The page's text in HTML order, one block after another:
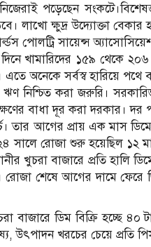
পড়েছেন
লাখো ক্ষুদ্র উদ্যোক্তা
পোলট্রি সায়েন্স
খামারিদের ১৫৯ থেকে
অনেকে সর্বস্ব হারিয়ে পথে
নিশ্চিত করা জরুরি।
বাধা দূর করা দরকার। দর
তার আগের প্রায় এক মাস
রোজা শুরু হয়েছিল ১২
খুচরা বাজারে প্রতি হালি
শেষে আগের দামে ফেরে
ডিম বিক্রি হচ্ছে ৪০
উৎপাদন খরচের চেয়ে প্রতি